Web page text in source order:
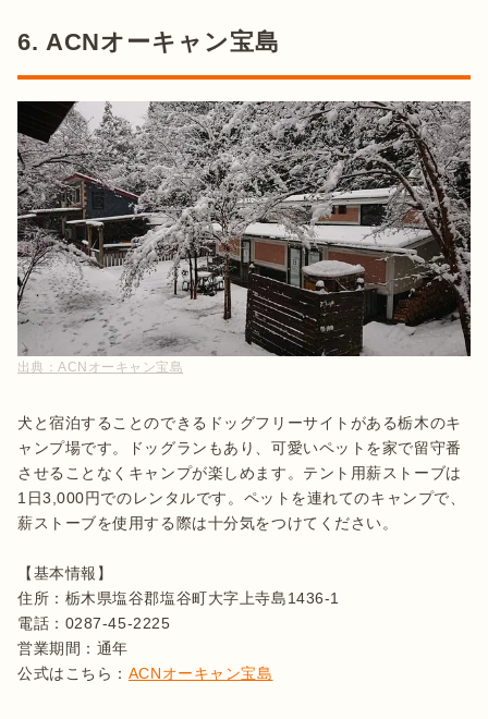
6. ACNオーキャン宝島
出典：ACNオーキャン宝島
犬と宿泊することのできるドッグフリーサイトがある栃木のキ
ャンプ場です。ドッグランもあり、可愛いペットを家で留守番
させることなくキャンプが楽しめます。テント用薪ストーブは
1日3,000円でのレンタルです。ペットを連れてのキャンプで、
薪ストーブを使用する際は十分気をつけてください。
【基本情報】
住所：栃木県塩谷郡塩谷町大字上寺島1436-1
電話：0287-45-2225
営業期間：通年
公式はこちら： ACNオーキャン宝島